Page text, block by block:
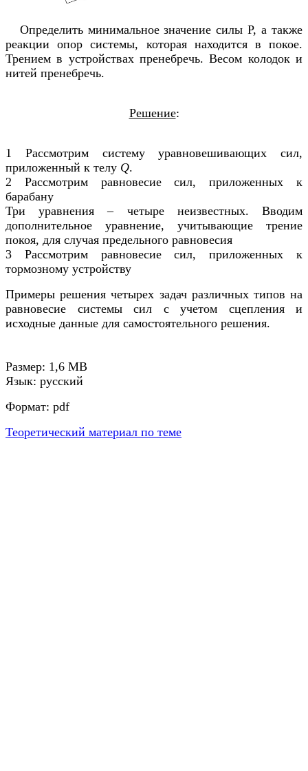
Определить минимальное значение силы Р, а также
реакции опор системы, которая находится в покое.
Трением в устройствах пренебречь. Весом колодок и
нитей пренебречь.
Решение:
1 Рассмотрим систему уравновешивающих сил,
приложенный к телу Q.
2 Рассмотрим равновесие сил, приложенных к
барабану
Три уравнения – четыре неизвестных. Вводим
дополнительное уравнение, учитывающие трение
покоя, для случая предельного равновесия
3 Рассмотрим равновесие сил, приложенных к
тормозному устройству
Примеры решения четырех задач различных типов на
равновесие системы сил с учетом сцепления и
исходные данные для самостоятельного решения.
Размер: 1,6 МВ
Язык: русский
Формат: pdf
Теоретический материал по теме